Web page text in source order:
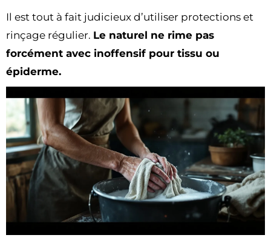
Il est tout à fait judicieux d’utiliser protections et
rinçage régulier. Le naturel ne rime pas
forcément avec inoffensif pour tissu ou
épiderme.